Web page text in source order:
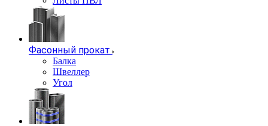
Фасонный прокат
Балка
Швеллер
Угол